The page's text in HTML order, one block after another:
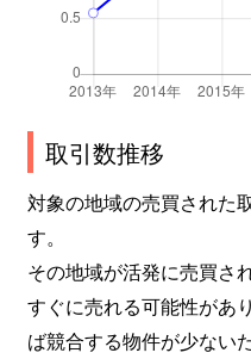
取引数推移
対象の地域の売買された
す。
その地域が活発に売買さ
すぐに売れる可能性があ
ば競合する物件が少ない